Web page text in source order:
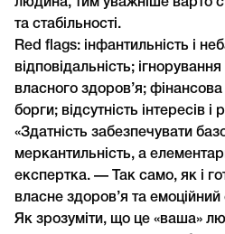
людина, тим уважніше варто
та стабільності.
Red flags: інфантильність і
відповідальність;
власного здоров’я; фінансова
борги; відсутність інтересів і
«Здатність забезпечувати
меркантильність, а
експертка. — Так само, як і
власне здоров’я та емоційний
Як зрозуміти, що це «ваша»